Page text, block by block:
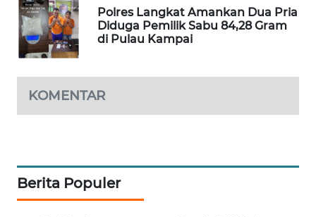
Polres Langkat Amankan Dua Pria
Diduga Pemilik Sabu 84,28 Gram
di Pulau Kampai
KOMENTAR
Berita Populer
NEWS
METRO
MEDAN
NEWS
KRT